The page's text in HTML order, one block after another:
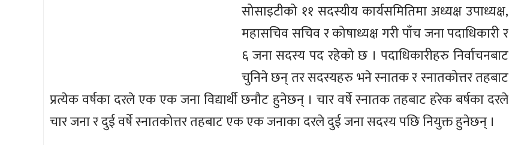
सोसाइटीको ११ सदस्यीय कार्यसमितिमा अध्यक्ष उपाध्यक्ष,
महासचिव सचिव र कोषाध्यक्ष गरी पाँच जना पदाधिकारी र
६ जना सदस्य पद रहेको छ । पदाधिकारीहरु निर्वाचनबाट
चुनिने छन् तर सदस्यहरु भने स्नातक र स्नातकोत्तर तहबाट
प्रत्येक वर्षका दरले एक एक जना विद्यार्थी छनौट हुनेछन् । चार वर्षे स्नातक तहबाट हरेक बर्षका दरले
चार जना र दुई वर्षे स्नातकोत्तर तहबाट एक एक जनाका दरले दुई जना सदस्य पछि नियुक्त हुनेछन् ।